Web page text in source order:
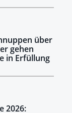
über
gehen
in Erfüllung
2026: